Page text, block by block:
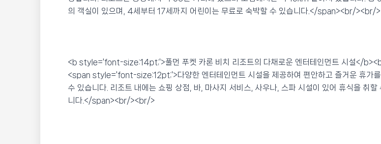
풀만 푸켓 카론 비치 리조트
의 객실이 있으며, 4세부터 17세까지 어린이는 무료로 숙박할 수 있습니다.</span><br/><br/>
<b style='font-size:14pt;'>풀먼 푸켓 카론 비치 리조트의 다채로운 엔터테인먼트 시설</
<span style='font-size:12pt;'>다양한 엔터테인먼트 시설을 제공하여 편안하고 즐거운 휴가를
수 있습니다. 리조트 내에는 쇼핑 상점, 바, 마사지 서비스, 사우나, 스파 시설이 있어 휴식을 취할
니다.</span><br/><br/>